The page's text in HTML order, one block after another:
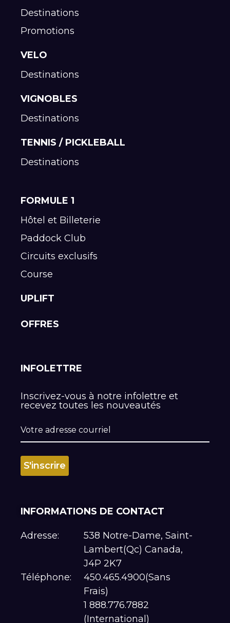
Destinations
Promotions
VELO
Destinations
VIGNOBLES
Destinations
TENNIS / PICKLEBALL
Destinations
FORMULE 1
Hôtel et Billeterie
Paddock Club
Circuits exclusifs
Course
UPLIFT
OFFRES
INFOLETTRE
Inscrivez-vous à notre infolettre et
recevez toutes les nouveautés
INFORMATIONS DE CONTACT
Adresse:
538 Notre-Dame, Saint-
Lambert(Qc) Canada,
J4P 2K7
Téléphone:
450.465.4900(Sans
Frais)
1 888.776.7882
(International)